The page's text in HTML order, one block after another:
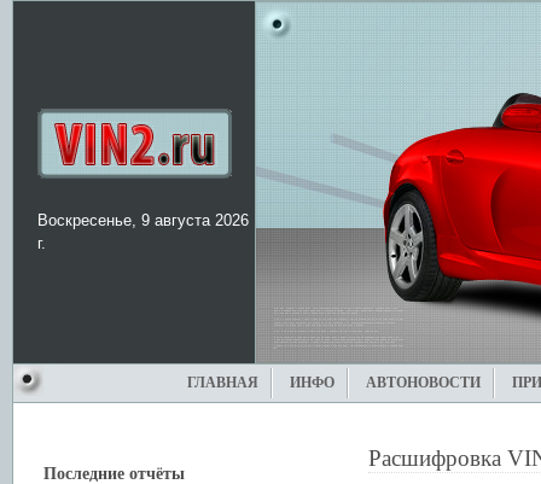
Воскресенье, 9 августа 2026
г.
ГЛАВНАЯ ИНФО АВТОНОВОСТИ
Последние отчёты
Расшифровка